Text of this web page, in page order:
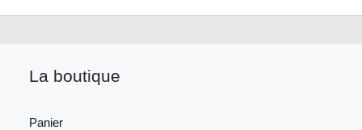
La boutique
Panier